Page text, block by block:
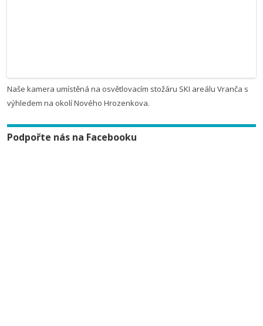
Naše kamera umístěná na osvětlovacím stožáru SKI areálu Vranča s
výhledem na okolí Nového Hrozenkova.
Podpořte nás na Facebooku